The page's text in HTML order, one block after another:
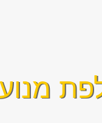
מנוע